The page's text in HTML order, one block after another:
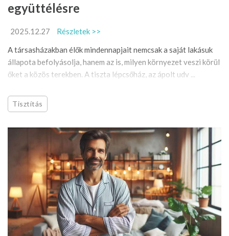
együttélésre
2025.12.27
Részletek >>
A társasházakban élők mindennapjait nemcsak a saját lakásuk
állapota befolyásolja, hanem az is, milyen környezet veszi körül
őket a közös terekben. A tiszta lépcsőház, az ápolt udv ...
Tisztítás